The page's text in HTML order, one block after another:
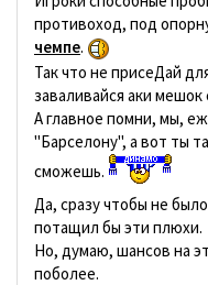
противоход, под
чемпе.
Так что не присеДай
заваливайся аки мешок
А главное помни, мы,
"Барселону", а вот ты
сможешь.
Да, сразу чтобы не
потащил бы эти плюхи.
Но, думаю, шансов на
поболее.